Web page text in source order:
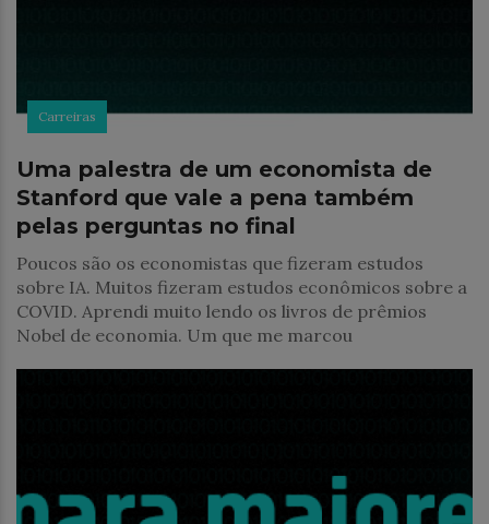
Carreiras
Uma palestra de um economista de
Stanford que vale a pena também
pelas perguntas no final
Poucos são os economistas que fizeram estudos
sobre IA. Muitos fizeram estudos econômicos sobre a
COVID. Aprendi muito lendo os livros de prêmios
Nobel de economia. Um que me marcou